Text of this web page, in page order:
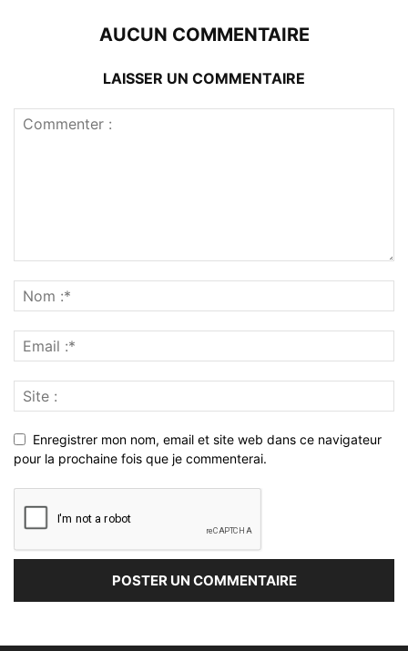
AUCUN COMMENTAIRE
LAISSER UN COMMENTAIRE
Enregistrer mon nom, email et site web dans ce navigateur
pour la prochaine fois que je commenterai.